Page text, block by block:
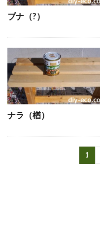
ブナ（?）
ナラ（楢）
1